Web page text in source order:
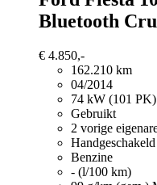
Bluetooth
€ 4.850,-
162.210 km
04/2014
74 kW (101 PK)
Gebruikt
2 vorige
Handgeschakeld
Benzine
- (l/100 km)